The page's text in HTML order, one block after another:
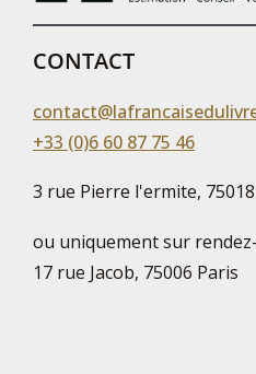
CONTACT
+33 (0)6 60 87 75 46
3 rue Pierre l'ermite,
ou uniquement sur
17 rue Jacob, 75006 Paris